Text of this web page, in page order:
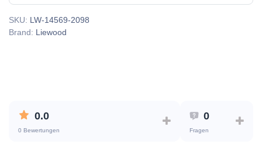
SKU: LW-14569-2098
Brand: Liewood
0.0
0 Bewertungen
0
Fragen